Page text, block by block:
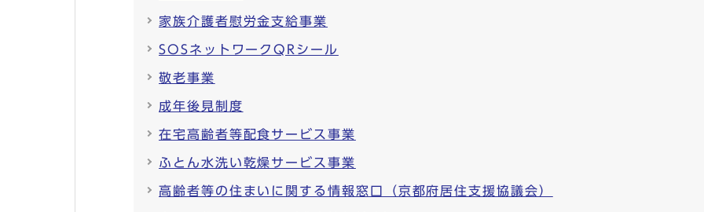
家族介護者慰労金支給事業
SOSネットワークQRシール
敬老事業
成年後見制度
在宅高齢者等配食サービス事業
ふとん水洗い乾燥サービス事業
高齢者等の住まいに関する情報窓口（京都府居住支援協議会）